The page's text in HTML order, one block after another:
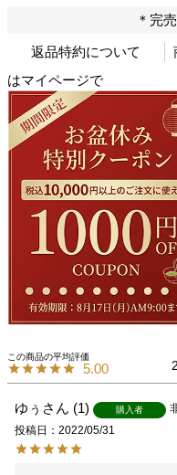
＊完
返品特約について
はマイページで
5.00 2
ゆぅ 1 購入者
投稿日
2022/05/31